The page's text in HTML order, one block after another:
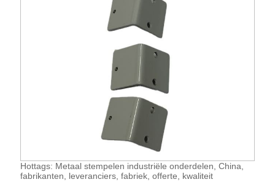
Hottags: Metaal stempelen industriële onderdelen, China,
fabrikanten, leveranciers, fabriek, offerte, kwaliteit